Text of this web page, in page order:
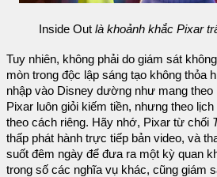
Inside Out là khoảnh khắc Pixar
Tuy nhiên, không phải do giám sát
mòn trong độc lập sáng tạo không thỏa
nhập vào Disney dường như mang
Pixar luôn giỏi kiếm tiền, nhưng theo
theo cách riêng. Hãy nhớ, Pixar từ chối
thấp phát hành trực tiếp bản video, và
suốt đêm ngày để đưa ra một kỳ quan
trong số các nghĩa vụ khác, cũng giám